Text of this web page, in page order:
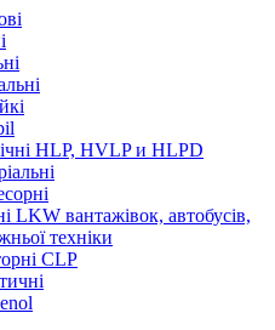
HLP, HVLP и HLPD
LKW вантажівок, автобусів,
техніки
CLP